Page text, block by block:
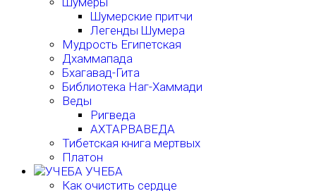
Шумерские притчи
Легенды Шумера
Мудрость Египетская
Дхаммапада
Бхагавад-Гита
Библиотека Наг-Хаммади
Веды
Ригведа
АХТАРВАВЕДА
Тибетская книга мертвых
Платон
УЧЕБА
Как очистить сердце